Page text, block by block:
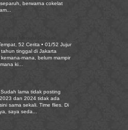
berwarna cokelat
52 Cerita • 01/52 Jujur
tinggal di Jakarta
mana, belum mampir
ki...
Sudah lama tidak posting
dan 2024 tidak ada
sama sekali. Time flies. Di
saya seda...